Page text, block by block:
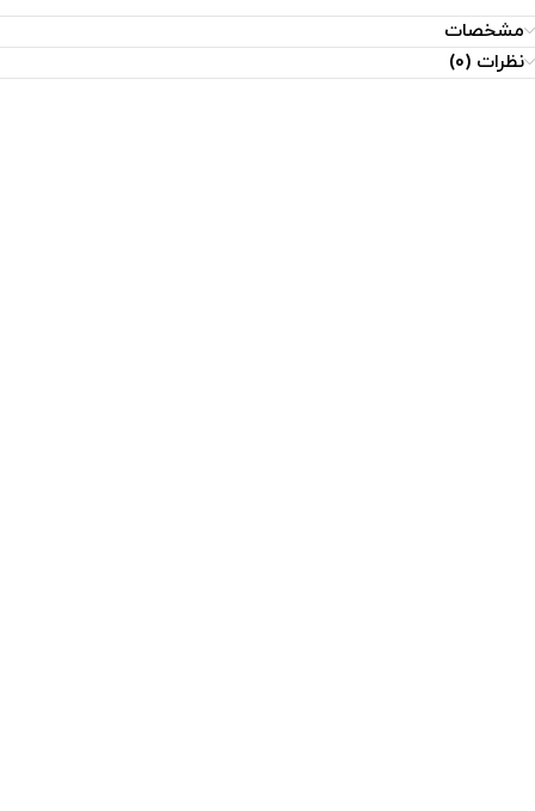
مشخصات
نظرات (0)